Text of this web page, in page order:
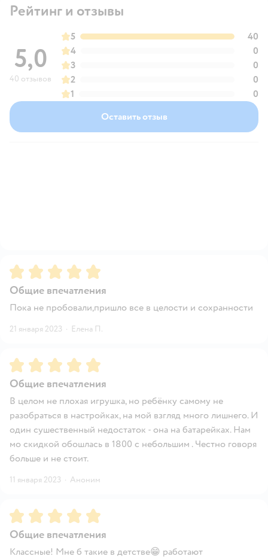
Рейтинг и отзывы
5,0
40 отзывов
5
40
4
0
3
0
2
0
1
0
Оставить отзыв
Рейтинг:5
Общие впечатления
Пока не пробовали,пришло все в целости и сохранности
21 января 2023 · Елена П.
Рейтинг:5
Общие впечатления
В целом не плохая игрушка, но ребёнку самому не
разобраться в настройках, на мой взгляд много лишнего. И
один сушественный недостаток - она на батарейках. Нам
мо скидкой обошлась в 1800 с небольшим . Честно говоря
больше и не стоит.
11 января 2023 · Аноним
Рейтинг:5
Общие впечатления
Классные! Мне б такие в детстве😁 работают